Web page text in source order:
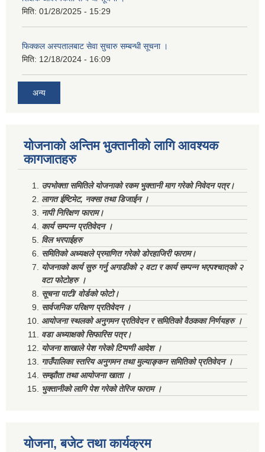
मिति: 01/28/2025 - 15:29
फिक्कल अस्पतालबाट सेवा सुचारु सम्बन्धी सूचना ।
मिति: 12/18/2024 - 16:09
अन्य
योजनाको अन्तिम भुक्तानीको लागि आवश्यक
कागजातहरु
उपभोक्ता समितिले योजनाको रकम भुक्तानी माग गरेको निवेदन पत्र।
लागत ईष्टिमेट, नक्सा तथा डिजाईन ।
नापी निरिक्षण फाराम।
कार्य सम्पन्न प्रतिवेदन ।
विल भरपाईहरु
समितिको अध्यक्षले प्रमाणित गरेको डोरहाजिरी फाराम।
योजनाको कार्य सुरु गर्नु अगाडीको २ वटा र कार्य सम्पन्न भएपश्चात्‌को २
वटा फोटोहरु ।
सूचना पाटी/ वोर्डको फोटो।
सार्वजनिक परिक्षण प्रतिवेदन ।
आयोजना स्थलको अनुगमन प्रतिवेदन र समितिको वैठकका निर्णयहरु ।
वडा अध्याक्षको सिफारिस पत्र।
योजना शाखाले पेश गरेको टिप्पणी आदेश ।
गाउँपालिका स्तरिय अनुगमन तथा मुल्याङ्कन समितिको प्रतिवेदन ।
सम्झौता तथा आयोजना खाता ।
भुक्तानीको लागि पेश गरेको तेरिज फाराम ।
योजना, बजेट तथा कार्यक्रम